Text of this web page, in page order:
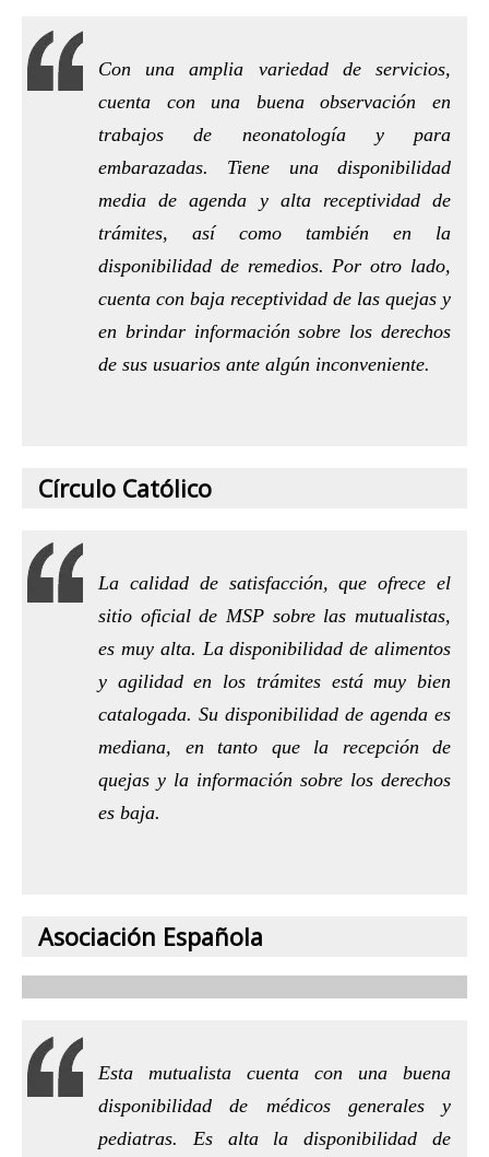
Con una amplia variedad de servicios,
cuenta con una buena observación en
trabajos de neonatología y para
embarazadas. Tiene una disponibilidad
media de agenda y alta receptividad de
trámites, así como también en la
disponibilidad de remedios. Por otro lado,
cuenta con baja receptividad de las quejas y
en brindar información sobre los derechos
de sus usuarios ante algún inconveniente.
Círculo Católico
La calidad de satisfacción, que ofrece el
sitio oficial de MSP sobre las mutualistas,
es muy alta. La disponibilidad de alimentos
y agilidad en los trámites está muy bien
catalogada. Su disponibilidad de agenda es
mediana, en tanto que la recepción de
quejas y la información sobre los derechos
es baja.
Asociación Española
Esta mutualista cuenta con una buena
disponibilidad de médicos generales y
pediatras. Es alta la disponibilidad de